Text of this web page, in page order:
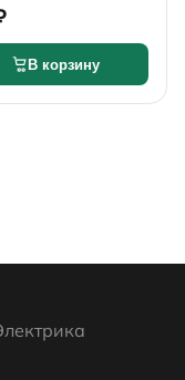
В корзину